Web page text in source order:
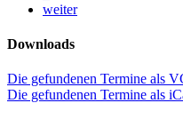
weiter
Downloads
Die gefundenen Termine als
Die gefundenen Termine als